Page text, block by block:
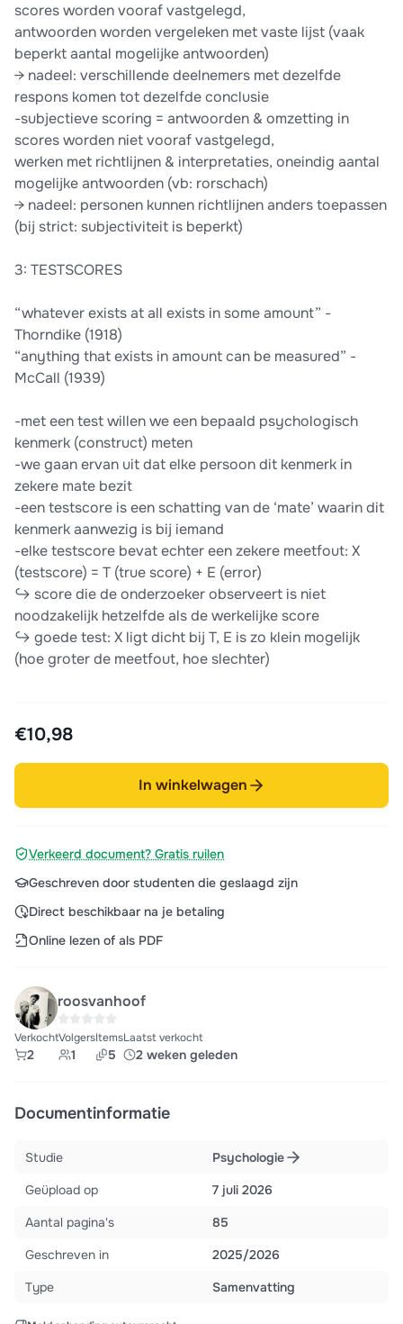
scores worden vooraf vastgelegd,
antwoorden worden vergeleken met vaste lijst (vaak
beperkt aantal mogelijke antwoorden)
→ nadeel: verschillende deelnemers met dezelfde
respons komen tot dezelfde conclusie
-subjectieve scoring = antwoorden & omzetting in
scores worden niet vooraf vastgelegd,
werken met richtlijnen & interpretaties, oneindig aantal
mogelijke antwoorden (vb: rorschach)
→ nadeel: personen kunnen richtlijnen anders toepassen
(bij strict: subjectiviteit is beperkt)
3: TESTSCORES
“whatever exists at all exists in some amount” -
Thorndike (1918)
“anything that exists in amount can be measured” -
McCall (1939)
-met een test willen we een bepaald psychologisch
kenmerk (construct) meten
-we gaan ervan uit dat elke persoon dit kenmerk in
zekere mate bezit
-een testscore is een schatting van de ‘mate’ waarin dit
kenmerk aanwezig is bij iemand
-elke testscore bevat echter een zekere meetfout: X
(testscore) = T (true score) + E (error)
↪ score die de onderzoeker observeert is niet
noodzakelijk hetzelfde als de werkelijke score
↪ goede test: X ligt dicht bij T, E is zo klein mogelijk
(hoe groter de meetfout, hoe slechter)
€10,98
In winkelwagen
Verkeerd document? Gratis ruilen
Geschreven door studenten die geslaagd zijn
Direct beschikbaar na je betaling
Online lezen of als PDF
roosvanhoof
Verkocht
2
Volgers
1
Items
5
Laatst verkocht
2 weken geleden
Documentinformatie
Studie
Psychologie
Geüpload op
7 juli 2026
Aantal pagina's
85
Geschreven in
2025/2026
Type
Samenvatting